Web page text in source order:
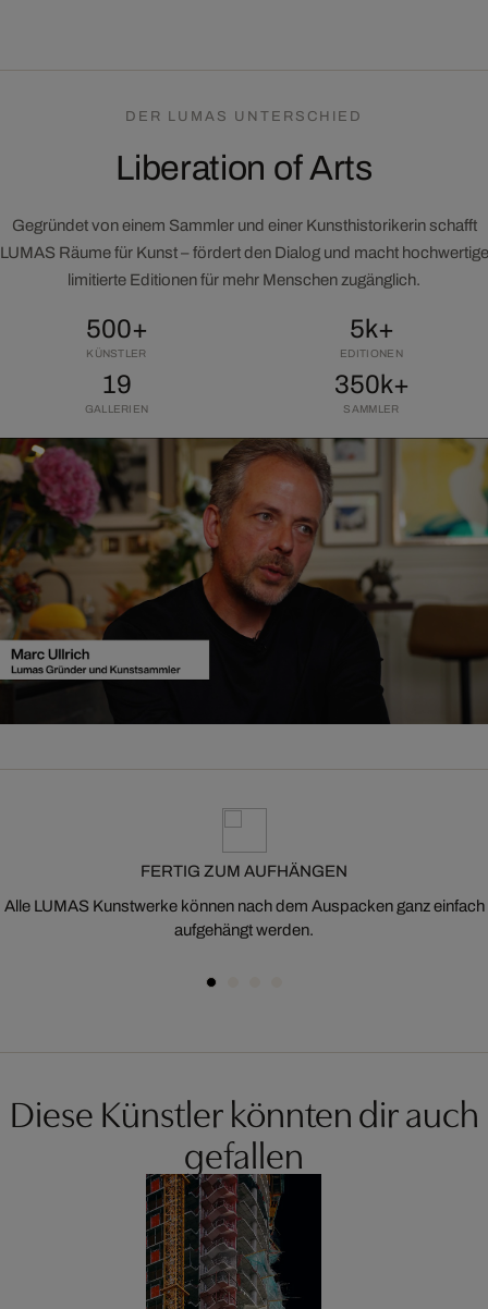
DER LUMAS UNTERSCHIED
Liberation of Arts
Gegründet von einem Sammler und einer Kunsthistorikerin schafft
LUMAS Räume für Kunst – fördert den Dialog und macht hochwertige
limitierte Editionen für mehr Menschen zugänglich.
500+
KÜNSTLER
5k+
EDITIONEN
19
GALLERIEN
350k+
SAMMLER
FERTIG ZUM AUFHÄNGEN
Alle LUMAS Kunstwerke können nach dem Auspacken ganz einfach
aufgehängt werden.
Diese Künstler könnten dir auch
gefallen